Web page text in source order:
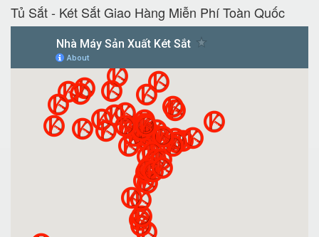
Tủ Sắt - Két Sắt Giao Hàng Miễn Phí Toàn Quốc